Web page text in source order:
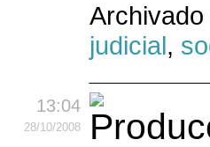
Archivado
judicial,
13:04
28/10/2008